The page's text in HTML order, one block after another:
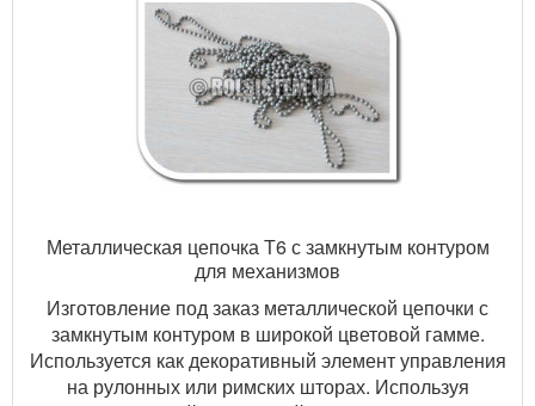
Металлическая цепочка Т6 с замкнутым контуром
для механизмов
Изготовление под заказ металлической цепочки с
замкнутым контуром в широкой цветовой гамме.
Используется как декоративный элемент управления
на рулонных или римских шторах. Используя